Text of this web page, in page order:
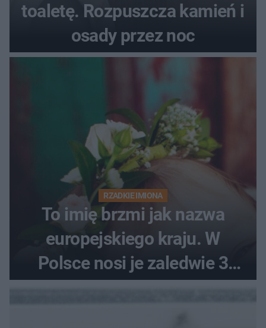
toaletę. Rozpuszcza kamień i
osady przez noc
RZADKIE IMIONA
To imię brzmi jak nazwa
europejskiego kraju. W
Polsce nosi je zaledwie 3